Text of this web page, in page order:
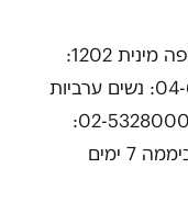
קווי החירום לנפגעות ונפגעי תקיפה מינית 1202:
נשים | 1203: גברים | 04-6566813: נשים ערביות
| 02-6730002: נשים דתיות | 02-5328000:
גברים דתיים פעילים 24 שעות ביממה 7 ימים